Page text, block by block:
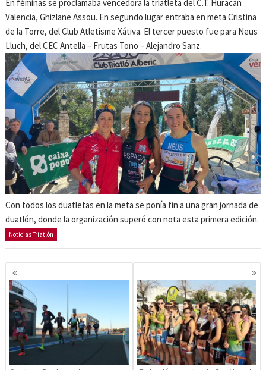
En féminas se proclamaba vencedora la triatleta del C.T. Huracán
Valencia, Ghizlane Assou. En segundo lugar entraba en meta Cristina
de la Torre, del Club Atletisme Xátiva. El tercer puesto fue para Neus
Lluch, del CEC Antella – Frutas Tono – Alejandro Sanz.
Con todos los duatletas en la meta se ponía fin a una gran jornada de
duatlón, donde la organización superó con nota esta primera edición.
Noticias Triatlón
Navegación
de
entradas